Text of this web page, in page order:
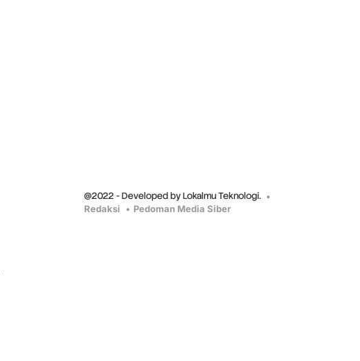
@2022 - Developed by Lokalmu Teknologi.
Redaksi Pedoman Media Siber